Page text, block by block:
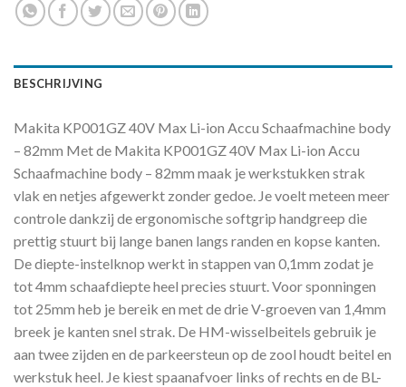
BESCHRIJVING
Makita KP001GZ 40V Max Li-ion Accu Schaafmachine body
– 82mm Met de Makita KP001GZ 40V Max Li-ion Accu
Schaafmachine body – 82mm maak je werkstukken strak
vlak en netjes afgewerkt zonder gedoe. Je voelt meteen meer
controle dankzij de ergonomische softgrip handgreep die
prettig stuurt bij lange banen langs randen en kopse kanten.
De diepte-instelknop werkt in stappen van 0,1mm zodat je
tot 4mm schaafdiepte heel precies stuurt. Voor sponningen
tot 25mm heb je bereik en met de drie V-groeven van 1,4mm
breek je kanten snel strak. De HM-wisselbeitels gebruik je
aan twee zijden en de parkeersteun op de zool houdt beitel en
werkstuk heel. Je kiest spaanafvoer links of rechts en de BL-